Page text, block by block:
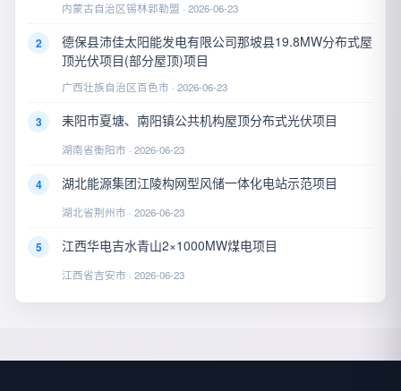
内蒙古自治区锡林郭勒盟 · 2026-06-23
2
德保县沛佳太阳能发电有限公司那坡县19.8MW分布式屋
顶光伏项目(部分屋顶)项目
广西壮族自治区百色市 · 2026-06-23
3 耒阳市夏塘、南阳镇公共机构屋顶分布式光伏项目
湖南省衡阳市 · 2026-06-23
4 湖北能源集团江陵构网型风储一体化电站示范项目
湖北省荆州市 · 2026-06-23
5 江西华电吉水青山2×1000MW煤电项目
江西省吉安市 · 2026-06-23